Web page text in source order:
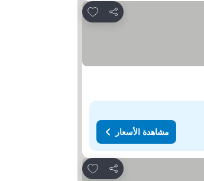
مشاركة
Add to favorites
مشاهدة الأسعار
مشاركة
Add to favorites